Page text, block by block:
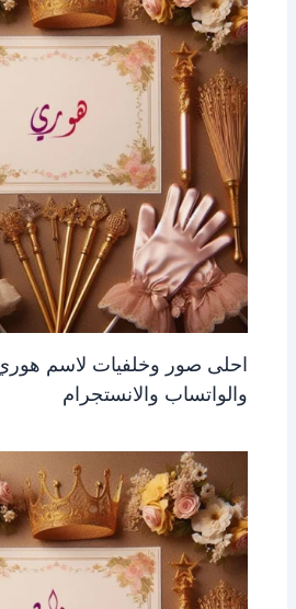
احلى صور وخلفيات لاسم
والواتساب والانستجرام